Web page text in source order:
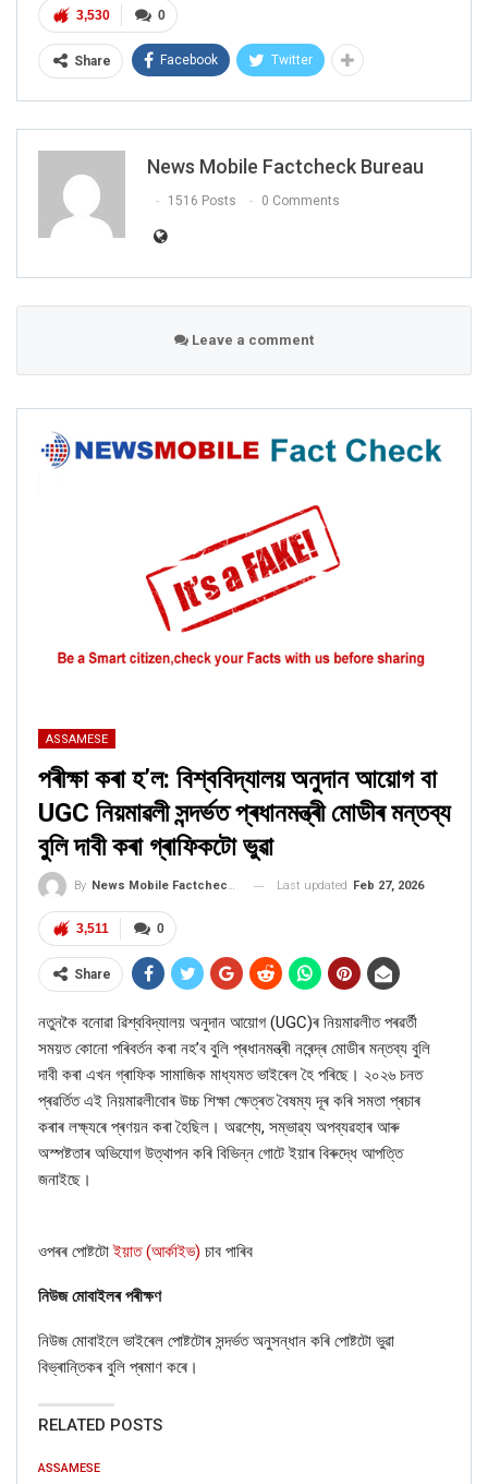
0
3,530
Share Facebook Twitter
News Mobile Factcheck Bureau
1516 Posts 0 Comments
Leave a comment
ASSAMESE
পৰীক্ষা কৰা হ’ল: বিশ্ববিদ্যালয় অনুদান আয়োগ বা
UGC নিয়মাৱলী সন্দৰ্ভত প্ৰধানমন্ত্ৰী মোডীৰ মন্তব্য
বুলি দাবী কৰা গ্ৰাফিকটো ভুৱা
By News Mobile Factcheck Bureau Last updated Feb 27, 2026
0
3,511
Share
নতুনকৈ বনোৱা ৱিশ্ববিদ্যালয় অনুদান আয়োগ (UGC)ৰ নিয়মাৱলীত পৰৱৰ্তী
সময়ত কোনো পৰিবর্তন কৰা নহ’ব বুলি প্ৰধানমন্ত্ৰী নৰেন্দ্ৰ মোডীৰ মন্তব্য বুলি
দাবী কৰা এখন গ্ৰাফিক সামাজিক মাধ্যমত ভাইৰেল হৈ পৰিছে। ২০২৬ চনত
প্ৰৱৰ্তিত এই নিয়মাৱলীবোৰ উচ্চ শিক্ষা ক্ষেত্ৰত বৈষম্য দূৰ কৰি সমতা প্ৰচাৰ
কৰাৰ লক্ষ্যৰে প্ৰণয়ন কৰা হৈছিল। অৱশ্যে, সম্ভাৱ্য অপব্যৱহাৰ আৰু
অস্পষ্টতাৰ অভিযোগ উত্থাপন কৰি বিভিন্ন গোটে ইয়াৰ বিৰুদ্ধে আপত্তি
জনাইছে।
ওপৰৰ পোষ্টটো ইয়াত (আৰ্কাইভ) চাব পাৰিব
নিউজ মোবাইলৰ পৰীক্ষণ
নিউজ মোবাইলে ভাইৰেল পোষ্টটোৰ সন্দৰ্ভত অনুসন্ধান কৰি পোষ্টটো ভুৱা
বিভ্ৰান্তিকৰ বুলি প্ৰমাণ কৰে।
RELATED POSTS
ASSAMESE